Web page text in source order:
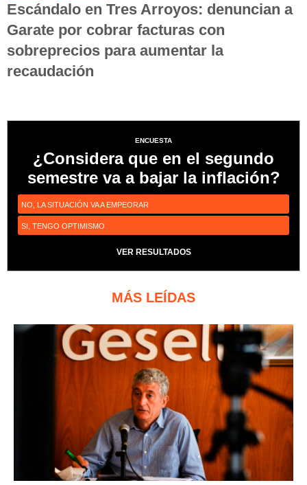
Escándalo en Tres Arroyos: denuncian a
Garate por cobrar facturas con
sobreprecios para aumentar la
recaudación
ENCUESTA
¿Considera que en el segundo
semestre va a bajar la inflación?
NO, LA SITUACIÓN VA A EMPEORAR
SI, TENGO OPTIMISMO
VER RESULTADOS
MÁS LEÍDAS